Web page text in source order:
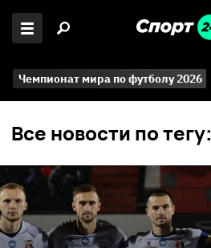
Чемпионат мира по футболу 2026
Все новости по тегу: